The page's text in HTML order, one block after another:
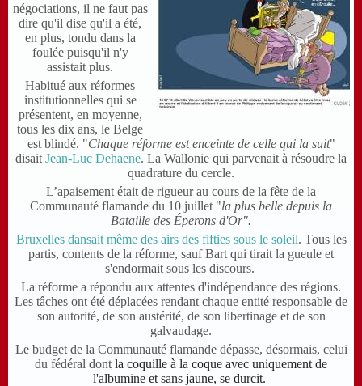
négociations, il ne faut pas
dire qu'il dise qu'il a été,
en plus, tondu dans la
foulée puisqu'il n'y
assistait plus.
Habitué aux réformes
institutionnelles qui se
présentent, en moyenne,
tous les dix ans, le Belge
est blindé. "Chaque réforme est enceinte de celle qui la suit"
disait Jean-Luc Dehaene. La Wallonie qui parvenait à résoudre la
quadrature du cercle.
L’apaisement était de rigueur au cours de la fête de la
Communauté flamande du 10 juillet "la plus belle depuis la
Bataille des Éperons d'Or".
Bruxelles dansait même des airs des fifties sous le soleil. Tous les
partis, contents de la réforme, sauf Bart qui tirait la gueule et
s'endormait sous les discours.
La réforme a répondu aux attentes d'indépendance des régions.
Les tâches ont été déplacées rendant chaque entité responsable de
son autorité, de son austérité, de son libertinage et de son
galvaudage.
Le budget de la Communauté flamande dépasse, désormais, celui
du fédéral dont la coquille à la coque avec uniquement de
l'albumine et sans jaune, se durcit.